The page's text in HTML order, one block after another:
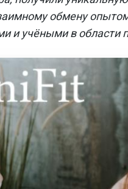
обмену
и учёными в области